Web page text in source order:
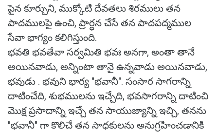
పైన కూర్చుని, ముక్కోటి దేవతలు శిరములు తన
పాదములపై ఉంచి, ప్రార్ధన చేసే తన పాదపద్మముల
సేవా భాగ్యం కలిగిస్తుంది.
భవతి భవతేవా సర్వమితి భవః అనగా, అంతా తానే
అయినవాడు, అన్నింటా తానై ఉన్నవాడు అయినవాడు,
భవుడు . భవుని భార్య "భవానీ". సంసార సాగరాన్ని
దాటించేది, శుభములను ఇచ్చేది, భవసాగరాన్ని దాటించి
మొక్ష ప్రసాదాన్ని ఇచ్చే తన సాయుజ్యాన్ని ఇచ్చి, తనను
"భవానీ" గా కొలిచే తన సాధకులను అనుగ్రహించడానికి